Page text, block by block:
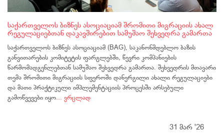
საქართველოს ბიზნეს ასოციაციამ შრომითი მიგრაციის ახალ
რეგულაციებთან დაკავშირებით სამუშაო შეხვედრა გამართა
საქართველოს ბიზნეს ასოციაციამ (BAG), საკანონმდებლო ბაზის
განვითარების კომიტეტის ფარგლებში, წევრი კომპანიების
წარმომადგენლებთან სამუშაო შეხვედრა გამართა. შეხვედრის მთავარი
თემა შრომითი მიგრაციის სფეროში დანერგილი ახალი რეგულაციები
და მათი პრაქტიკული იმპლემენტაციის პროცესში არსებული
გამოწვევები იყო... ვრცლად
31 მარ '26